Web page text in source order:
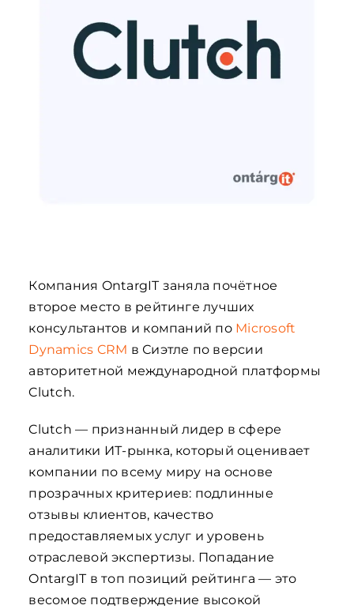
Компания OntargIT заняла почётное
второе место в рейтинге лучших
консультантов и компаний по Microsoft
Dynamics CRM в Сиэтле по версии
авторитетной международной платформы
Clutch.
Clutch — признанный лидер в сфере
аналитики ИТ-рынка, который оценивает
компании по всему миру на основе
прозрачных критериев: подлинные
отзывы клиентов, качество
предоставляемых услуг и уровень
отраслевой экспертизы. Попадание
OntargIT в топ позиций рейтинга — это
весомое подтверждение высокой